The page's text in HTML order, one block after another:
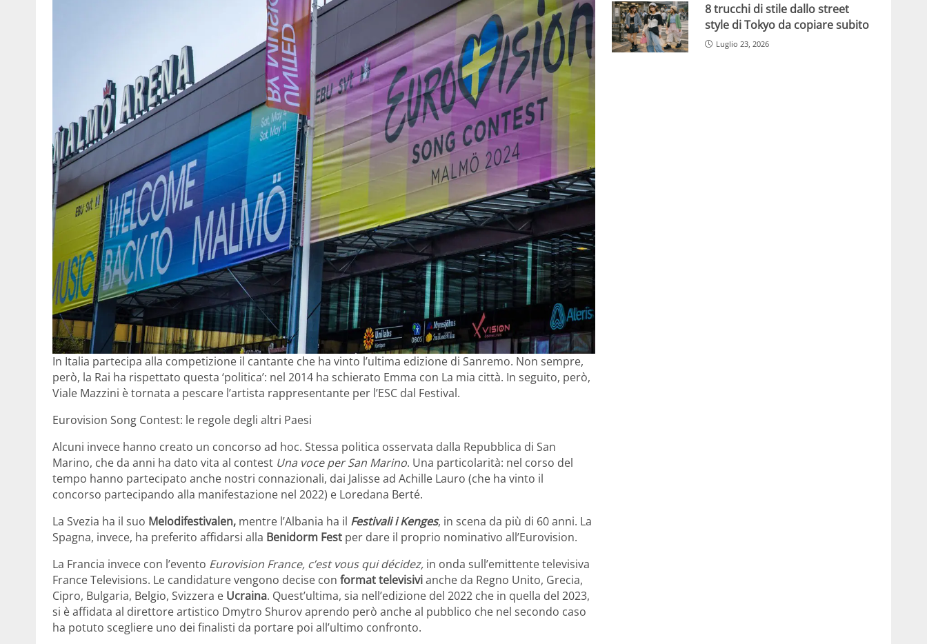
In Italia partecipa alla competizione il cantante che ha vinto l’ultima edizione di Sanremo. Non sempre,
però, la Rai ha rispettato questa ‘politica’: nel 2014 ha schierato Emma con La mia città. In seguito, però,
Viale Mazzini è tornata a pescare l’artista rappresentante per l’ESC dal Festival.
Eurovision Song Contest: le regole degli altri Paesi
Alcuni invece hanno creato un concorso ad hoc. Stessa politica osservata dalla Repubblica di San
Marino, che da anni ha dato vita al contest Una voce per San Marino. Una particolarità: nel corso del
tempo hanno partecipato anche nostri connazionali, dai Jalisse ad Achille Lauro (che ha vinto il
concorso partecipando alla manifestazione nel 2022) e Loredana Berté.
La Svezia ha il suo Melodifestivalen, mentre l’Albania ha il Festivali i Kenges, in scena da più di 60 anni. La
Spagna, invece, ha preferito affidarsi alla Benidorm Fest per dare il proprio nominativo all’Eurovision.
La Francia invece con l’evento Eurovision France, c’est vous qui décidez, in onda sull’emittente televisiva
France Televisions. Le candidature vengono decise con format televisivianche da Regno Unito, Grecia,
Cipro, Bulgaria, Belgio, Svizzera e Ucraina. Quest’ultima, sia nell’edizione del 2022 che in quella del 2023,
si è affidata al direttore artistico Dmytro Shurov aprendo però anche al pubblico che nel secondo caso
ha potuto scegliere uno dei finalisti da portare poi all’ultimo confronto.
8 trucchi di stile dallo street
style di Tokyo da copiare subito
Luglio 23, 2026